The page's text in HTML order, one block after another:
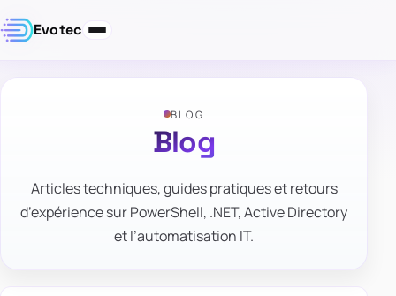
Evotec
BLOG
Blog
Articles techniques, guides pratiques et retours
d’expérience sur PowerShell, .NET, Active Directory
et l’automatisation IT.